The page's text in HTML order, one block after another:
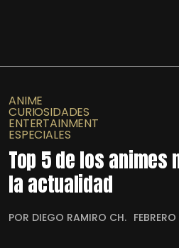
ANIME
CURIOSIDADES
ENTERTAINMENT
ESPECIALES
Top 5 de los animes
la actualidad
POR DIEGO RAMIRO CH.